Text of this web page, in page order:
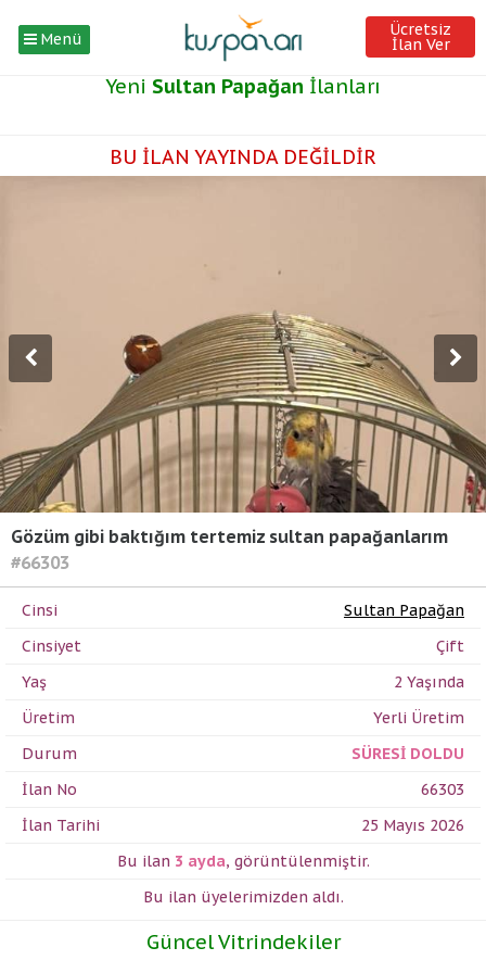
Menü Ücretsiz
İlan Ver
Yeni Sultan Papağan İlanları
BU İLAN YAYINDA DEĞİLDİR
Gözüm gibi baktığım tertemiz sultan papağanlarım
#66303
Cinsi
Sultan Papağan
Cinsiyet
Çift
Yaş
2 Yaşında
Üretim
Yerli Üretim
Durum
SÜRESİ DOLDU
İlan No
66303
İlan Tarihi
25 Mayıs 2026
Bu ilan 3 ayda, görüntülenmiştir.
Bu ilan üyelerimizden aldı.
Güncel Vitrindekiler